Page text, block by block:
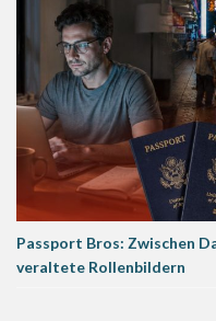
Passport Bros: Zwischen
veraltete Rollenbildern